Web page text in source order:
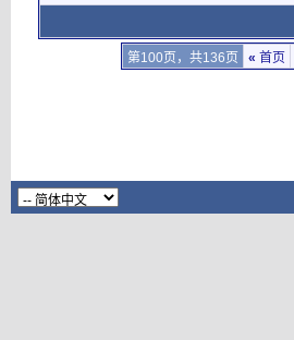
第100页，共136页 « 首页